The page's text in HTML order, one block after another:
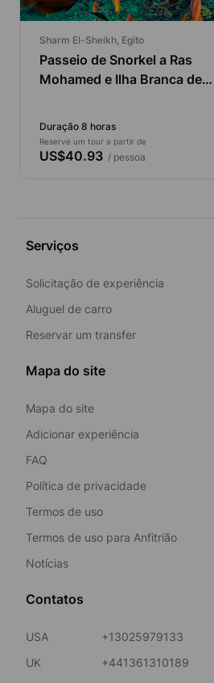
Sharm El-Sheikh, Egito
Passeio de Snorkel a Ras
Mohamed e Ilha Branca de
Duração 8 horas
Reserve um tour a partir de
US$40.93 / pessoa
Serviços
Solicitação de experiência
Aluguel de carro
Reservar um transfer
Mapa do site
Mapa do site
Adicionar experiência
FAQ
Política de privacidade
Termos de uso
Termos de uso para Anfitrião
Notícias
Contatos
USA
+13025979133
UK
+441361310189